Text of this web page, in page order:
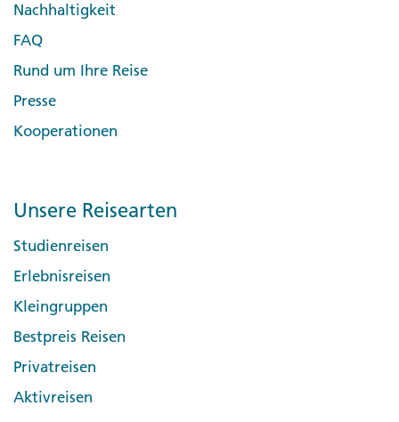
Nachhaltigkeit
FAQ
Rund um Ihre Reise
Presse
Kooperationen
Unsere Reisearten
Studienreisen
Erlebnisreisen
Kleingruppen
Bestpreis Reisen
Privatreisen
Aktivreisen